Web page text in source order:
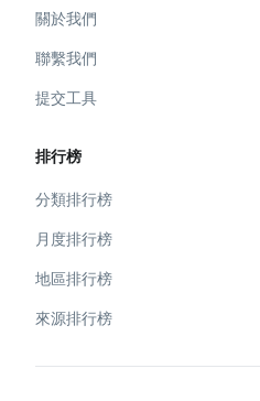
關於我們
聯繫我們
提交工具
排行榜
分類排行榜
月度排行榜
地區排行榜
來源排行榜